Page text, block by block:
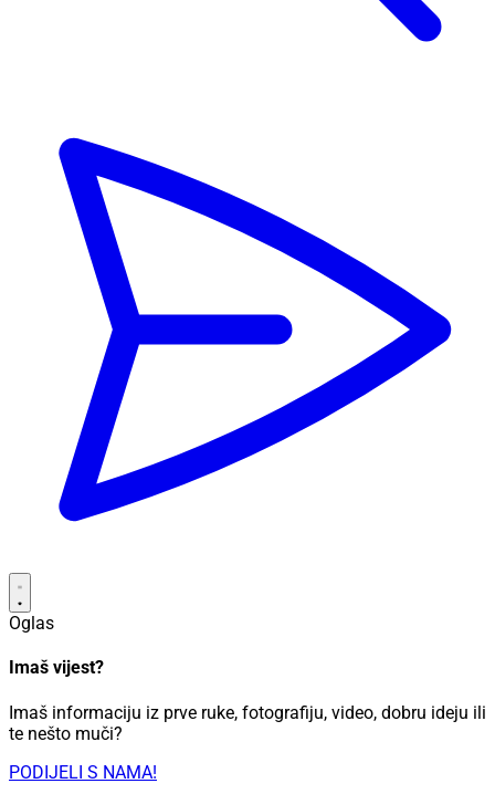
Oglas
Imaš vijest?
Imaš informaciju iz prve ruke, fotografiju, video, dobru ideju ili
te nešto muči?
PODIJELI S NAMA!